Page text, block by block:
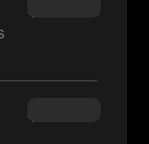
$34.95
$160.00